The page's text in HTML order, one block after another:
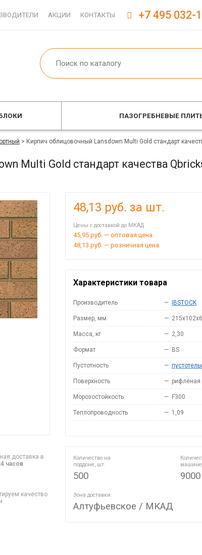
АКЦИИ КОНТАКТЫ +7 495 032-
ПАЗОГРЕБНЕВЫЕ
> Кирпич облицовочный Lansdown Multi Gold стандарт
Multi Gold стандарт качества
доставка в
часов
качество
48,13 руб. за шт.
Цены с доставкой до МКАД
45,95 руб. — оптовая цена
48,13 руб. — розничная цена
Характеристики товара
Производитель — IBSTOCK
Размер, мм —
Масса, кг — 2,30
Формат — BS
Пустотность —
Поверхность — рифлёная
Морозостойкость — F300
Теплопроводность — 1,09
Количество на
поддоне, шт.
500 9000
Зона доставки
Алтуфьевское / МКАД